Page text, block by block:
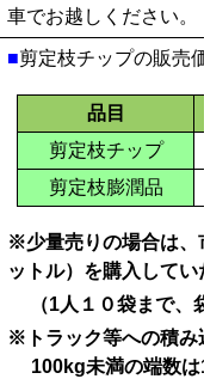
車でお越しください。
■剪定枝チップの販売
品目
剪定枝チップ
剪定枝膨潤品
※少量売りの場合は、
ットル）を購入して
（1人１０袋まで
※トラック等への積み
100kg未満の端数は